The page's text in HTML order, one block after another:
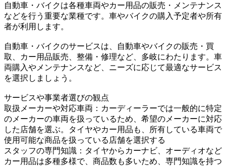
自動車・バイクは各種車両やカー用品の販売・メンテナンス
などを行う重要な業種です。車やバイクの購入予定者や所有
者が利用します。
自動車・バイクのサービスは、自動車やバイクの販売・買
取、カー用品販売、整備・修理など、多岐にわたります。車
両購入やメンテナンスなど、ニーズに応じて最適なサービス
を選択しましょう。
サービスや事業者選びの観点
取扱メーカーや対応車両：カーディーラーでは一般的に特定
のメーカーの車両を扱っているため、希望のメーカーに対応
した店舗を選ぶ。タイヤやカー用品も、所有している車両で
使用可能な商品を扱っている店舗を選択する
スタッフの専門知識：タイヤからカーナビ、オーディオなど
カー用品は多種多様で、商品数も多いため、専門知識を持つ